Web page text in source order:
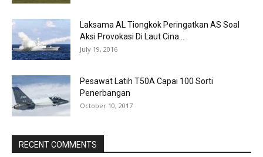
Laksama AL Tiongkok Peringatkan AS Soal
Aksi Provokasi Di Laut Cina...
July 19, 2016
Pesawat Latih T50A Capai 100 Sorti
Penerbangan
October 10, 2017
RECENT COMMENTS